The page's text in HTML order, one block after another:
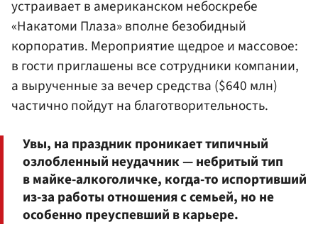
устраивает в американском небоскребе
«Накатоми Плаза» вполне безобидный
корпоратив. Мероприятие щедрое и массовое:
в гости приглашены все сотрудники компании,
а вырученные за вечер средства ($640 млн)
частично пойдут на благотворительность.
Увы, на праздник проникает типичный
озлобленный неудачник — небритый тип
в майке-алкоголичке, когда-то испортивший
из-за работы отношения с семьей, но не
особенно преуспевший в карьере.